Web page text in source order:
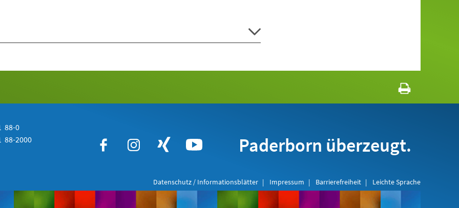
88-0
88-2000 Paderborn überzeugt.
Datenschutz / Informationsblätter Impressum Barrierefreiheit Leichte Sprache